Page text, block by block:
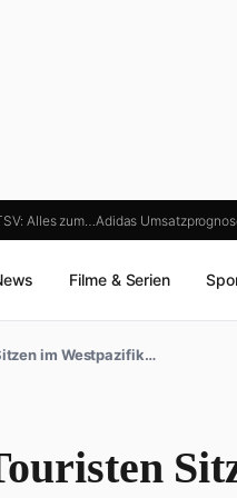
Alles zum… Adidas
Filme & Serien
im Westpazifik…